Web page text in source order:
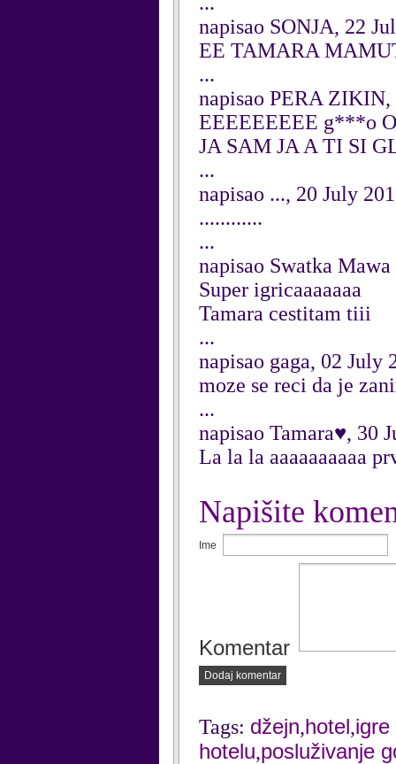
napisao SONJA, 22
EE TAMARA
...
napisao PERA ZIKIN,
EEEEEEEEE g***o
JA SAM JA A TI SI
...
napisao ..., 20 July
............
...
napisao Swatka
Super igricaaaaaaa
Tamara cestitam tiii
...
napisao gaga, 02 July
moze se reci da je
...
napisao Tamara♥, 30
La la la aaaaaaaaaa
Napišite
Ime
Komentar
Dodaj komentar
Tags: džejn,hotel,igre
hotelu,posluživanje